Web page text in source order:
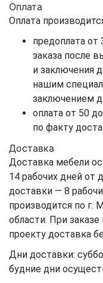
Оплата
Оплата
предоплата
заказа после
и заключения
нашим
заключением
оплата от 50
по факту
Доставка
Доставка мебели
14 рабочих дней от
доставки — 8
производится по г.
области. При
проекту доставка
Дни доставки:
будние дни